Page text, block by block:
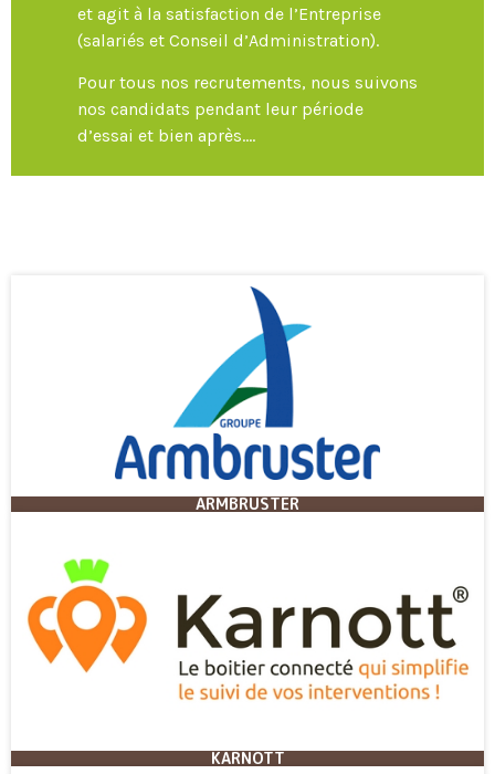
et agit à la satisfaction de l’Entreprise
(salariés et Conseil d’Administration).
Pour tous nos recrutements, nous suivons
nos candidats pendant leur période
d’essai et bien après….
ARMBRUSTER
KARNOTT